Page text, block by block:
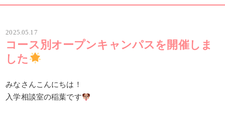
2025.05.17
コース別オープンキャンパスを開催しま
した
みなさんこんにちは！
入学相談室の稲葉です